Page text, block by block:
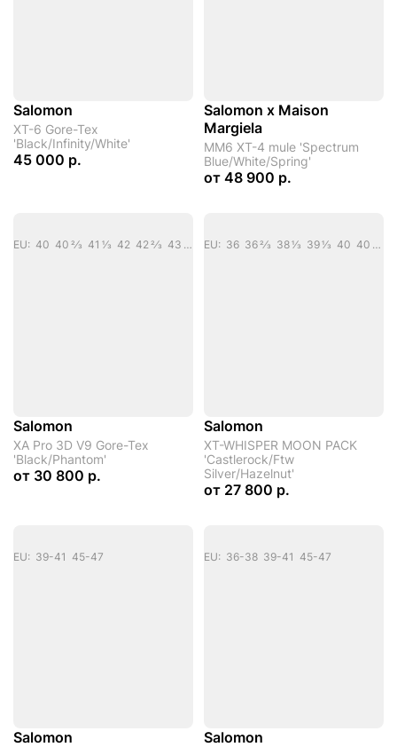
Salomon
XT-6 Gore-Tex
'Black/Infinity/White'
45 000 р.
Salomon x Maison
Margiela
MM6 XT-4 mule 'Spectrum
Blue/White/Spring'
от 48 900 р.
EU: 40 40 2/3 41 1/3 42 42 2/3 43 1/3 44 44 2/3 45 1/3 46 46 2/3
Salomon
XA Pro 3D V9 Gore-Tex
'Black/Phantom'
от 30 800 р.
EU: 36 36 2/3 38 1/3 39 1/3 40 40 2/3 41 1/3 42 43 1/3 44 44 2/3 45 1/3
Salomon
XT-WHISPER MOON PACK
'Castlerock/Ftw
Silver/Hazelnut'
от 27 800 р.
EU: 39-41 45-47
Salomon
EU: 36-38 39-41 45-47
Salomon